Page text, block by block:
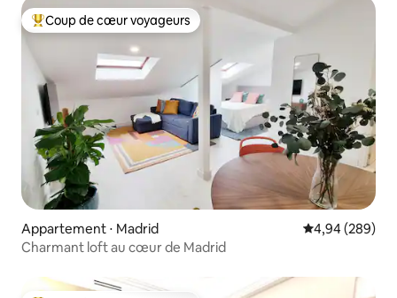
Coups de cœur voyageurs les plus appréciés
Coup de cœur voyageurs
Appartement ⋅ Madrid Évaluation
4,94 (289)
Charmant loft au cœur de Madrid